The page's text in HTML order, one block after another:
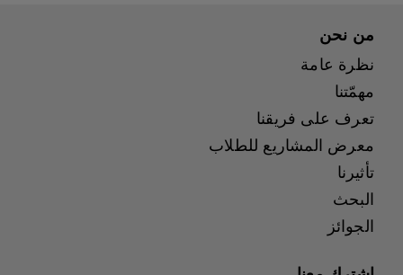
من نحن
نظرة عامة
مهمّتنا
تعرف على فريقنا
معرض المشاريع للطلاب
تأثيرنا
البحث
الجوائز